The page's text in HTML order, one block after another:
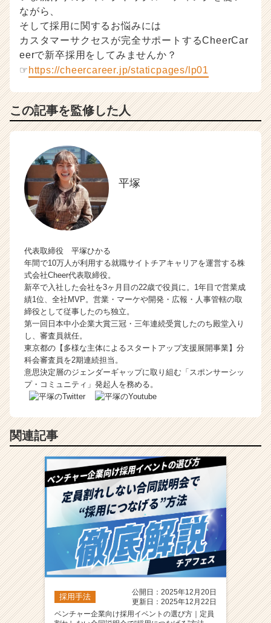
ながら、
そして採用に関するお悩みには
カスタマーサクセスが完全サポートするCheerCar
eerで新卒採用をしてみませんか？
☞ https://cheercareer.jp/staticpages/lp01
この記事を監修した人
平塚
代表取締役 平塚ひかる
年間で10万人が利用する就職サイトチアキャリアを運営する株
式会社Cheer代表取締役。
新卒で入社した会社を3ヶ月目の22歳で役員に。1年目で営業成
績1位、全社MVP。営業・マーケや開発・広報・人事管轄の取
締役として従事したのち独立。
第一回日本中小企業大賞三冠・三年連続受賞したのち殿堂入り
し、審査員就任。
東京都の【多様な主体によるスタートアップ支援展開事業】分
科会審査員を2期連続担当。
意思決定層のジェンダーギャップに取り組む「スポンサーシッ
プ・コミュニティ」発起人を務める。
関連記事
採用手法
公開日：2025年12月20日
更新日：2025年12月22日
ベンチャー企業向け採用イベントの選び方｜定員